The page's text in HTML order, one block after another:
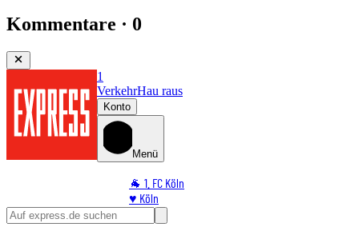
Kommentare · 0
1
VerkehrHau raus
Konto
Menü
🐐 1. FC Köln
♥️ Köln
⭐ Promi